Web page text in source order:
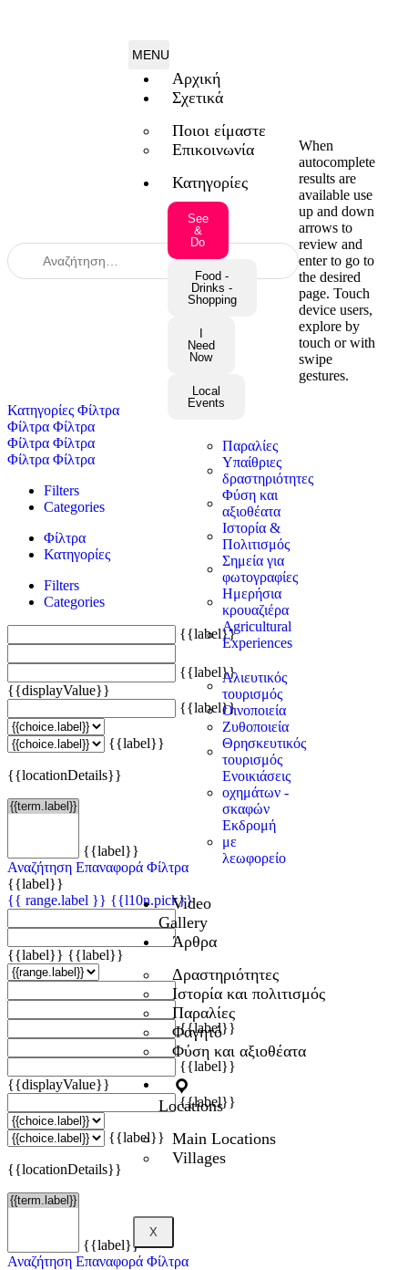
Αρχική
Σχετικά
Ποιοι είμαστε
Επικοινωνία
Κατηγορίες
See
&
Do
Food -
Drinks -
Shopping
Need
Now
Local
Events
Παραλίες
Υπαίθριες
δραστηριότητες
Φύση και
αξιοθέατα
Ιστορία &
Πολιτισμός
Σημεία για
φωτογραφίες
Ημερήσια
κρουαζιέρα
Agricultural
Experiences
Αλιευτικός
τουρισμός
Οινοποιεία
Ζυθοποιεία
Θρησκευτικός
τουρισμός
Ενοικιάσεις
οχημάτων -
σκαφών
Εκδρομή
με
λεωφορείο
Video
Gallery
Άρθρα
Δραστηριότητες
Ιστορία και πολιτισμός
Παραλίες
Φαγητό
Φύση και αξιοθέατα
Locations
Main Locations
Villages
X
When
autocomplete
results are
available use
up and down
arrows to
review and
enter to go to
the desired
page. Touch
device users,
explore by
touch or with
swipe
gestures.
Κατηγορίες Φίλτρα
Φίλτρα Φίλτρα
Φίλτρα Φίλτρα
Φίλτρα Φίλτρα
Filters
Categories
Φίλτρα
Κατηγορίες
Filters
Categories
{{label}}
{{label}}
{{displayValue}}
{{label}}
{{label}}
{{locationDetails}}
{{label}}
Αναζήτηση Επαναφορά Φίλτρα
{{label}}
{{ range.label }} {{l10n.pick}}
{{label}} {{label}}
{{label}}
{{label}}
{{displayValue}}
{{label}}
{{label}}
{{locationDetails}}
{{label}}
Αναζήτηση Επαναφορά Φίλτρα